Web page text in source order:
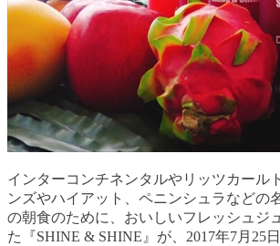
インターコンチネンタルやリッツカール
ンズやハイアット、ペニンシュラなどの
の朝食のために、おいしいフレッシュジ
た『SHINE & SHINE』が、2017年7月25